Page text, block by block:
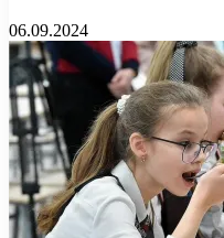
06.09.2024